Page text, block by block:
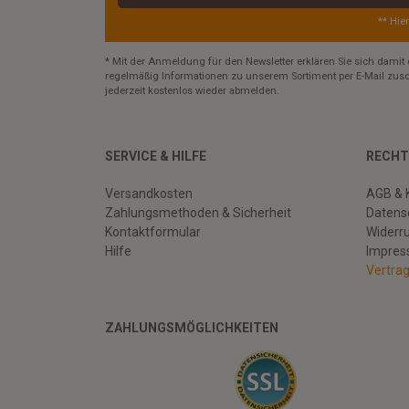
**
* Mit der Anmeldung für den Newsletter erklären Sie sich damit
regelmäßig Informationen zu unserem Sortiment per E-Mail
jederzeit kostenlos wieder abmelden.
SERVICE & HILFE
Versandkosten
Zahlungsmethoden & Sicherheit
Kontaktformular
Hilfe
AGB
ZAHLUNGSMÖGLICHKEITEN
Twitter Youtube